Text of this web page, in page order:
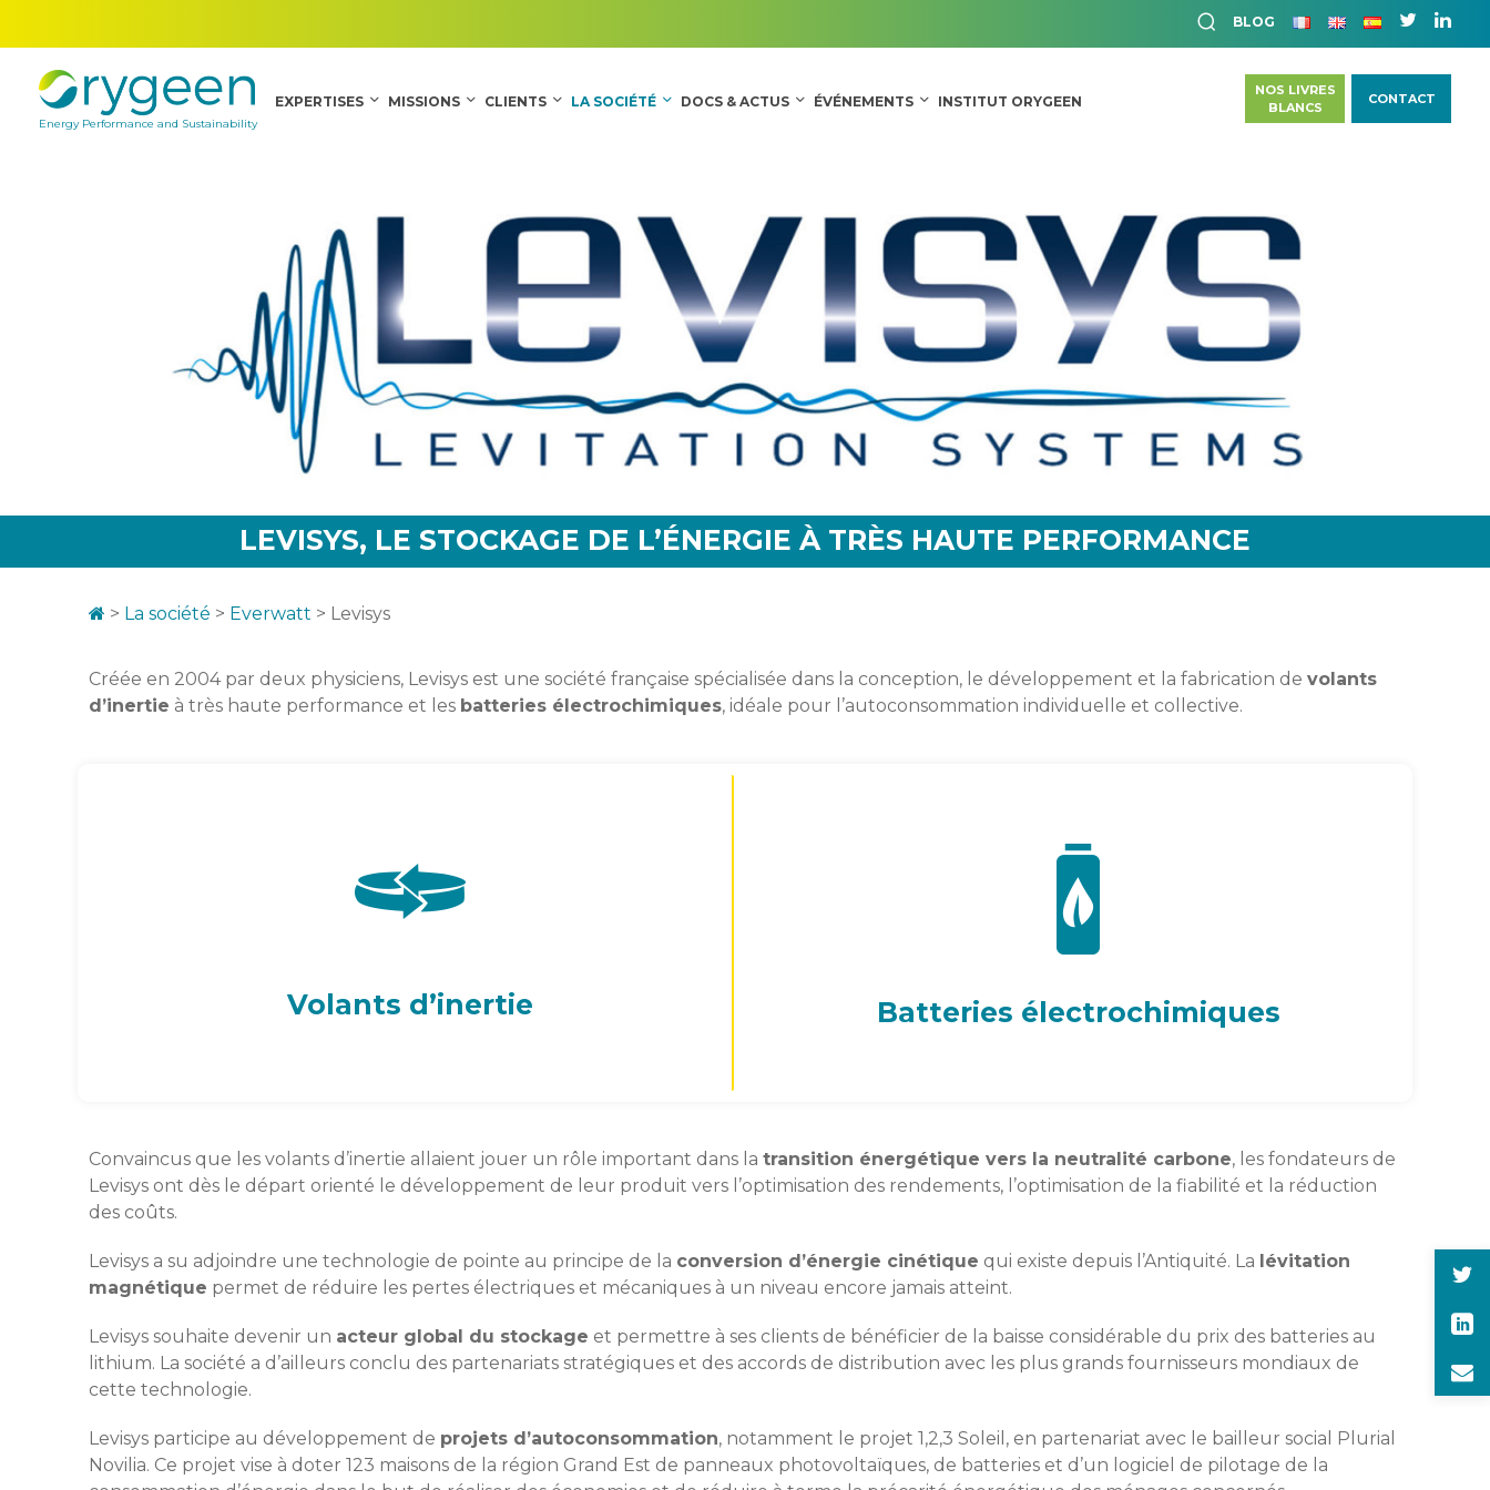
BLOG
Energy Performance and Sustainability
NOS LIVRES
BLANCS
CONTACT
EXPERTISES MISSIONS CLIENTS LA SOCIÉTÉ DOCS & ACTUS ÉVÉNEMENTS INSTITUT ORYGEEN
LEVISYS, LE STOCKAGE DE L’ÉNERGIE À TRÈS HAUTE PERFORMANCE
> La société > Everwatt > Levisys
Créée en 2004 par deux physiciens, Levisys est une société française spécialisée dans la conception, le développement et la fabrication de volants
d’inertie à très haute performance et l es batteries électrochimiques, idéale pour l’autoconsommation individuelle et collective.
Volants d’inertie Batteries électrochimiques
Convaincus que les volants d’inertie allaient jouer un rôle important dans la transition énergétique vers la neutralité carbone, les fondateurs de
Levisys ont dès le départ orienté le développement de leur produit vers l’optimisation des rendements, l’optimisation de la fiabilité et la réduction
des coûts.
Levisys a su adjoindre une technologie de pointe au principe de la conversion d’énergie cinétique qui existe depuis l’Antiquité. La lévitation
magnétique permet de réduire les pertes électriques et mécaniques à un niveau encore jamais atteint.
Levisys souhaite devenir un acteur global du stockage et permettre à ses clients de bénéficier de la baisse considérable du prix des batteries au
lithium. La société a d’ailleurs conclu des partenariats stratégiques et des accords de distribution avec les plus grands fournisseurs mondiaux de
cette technologie.
Levisys participe au développement de projets d’autoconsommation, notamment le projet 1,2,3 Soleil, en partenariat avec le bailleur social Plurial
Novilia. Ce projet vise à doter 123 maisons de la région Grand Est de panneaux photovoltaïques, de batteries et d’un logiciel de pilotage de la